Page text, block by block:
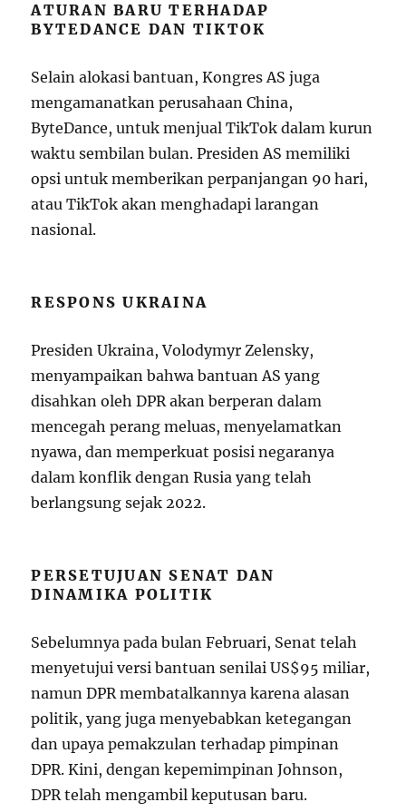
ATURAN BARU TERHADAP
BYTEDANCE DAN TIKTOK
Selain alokasi bantuan, Kongres AS juga
mengamanatkan perusahaan China,
ByteDance, untuk menjual TikTok dalam kurun
waktu sembilan bulan. Presiden AS memiliki
opsi untuk memberikan perpanjangan 90 hari,
atau TikTok akan menghadapi larangan
nasional.
RESPONS UKRAINA
Presiden Ukraina, Volodymyr Zelensky,
menyampaikan bahwa bantuan AS yang
disahkan oleh DPR akan berperan dalam
mencegah perang meluas, menyelamatkan
nyawa, dan memperkuat posisi negaranya
dalam konflik dengan Rusia yang telah
berlangsung sejak 2022.
PERSETUJUAN SENAT DAN
DINAMIKA POLITIK
Sebelumnya pada bulan Februari, Senat telah
menyetujui versi bantuan senilai US$95 miliar,
namun DPR membatalkannya karena alasan
politik, yang juga menyebabkan ketegangan
dan upaya pemakzulan terhadap pimpinan
DPR. Kini, dengan kepemimpinan Johnson,
DPR telah mengambil keputusan baru.